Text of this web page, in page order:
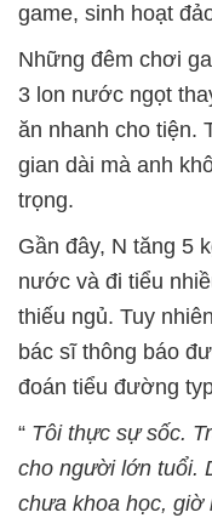
game, sinh hoạt
Những đêm chơi
3 lon nước ngọt
ăn nhanh cho tiện.
gian dài mà anh
trọng.
Gần đây, N tăng 5
nước và đi tiểu
thiếu ngủ. Tuy
bác sĩ thông báo
đoán tiểu đường
“ Tôi thực sự sốc.
cho người lớn tuổi.
chưa khoa học, giờ